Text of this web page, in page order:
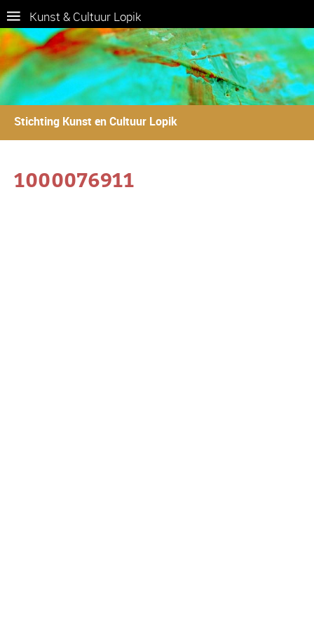
Kunst & Cultuur Lopik
Stichting Kunst en Cultuur Lopik
1000076911